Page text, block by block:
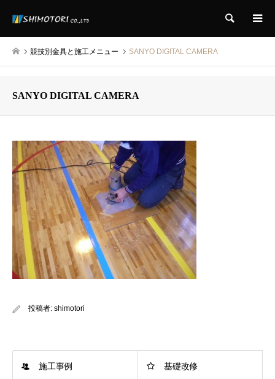
検索
競技別金具と施工メニュー SANYO DIGITAL CAMERA
SANYO DIGITAL CAMERA
投稿者: shimotori
施工事例 基礎改修